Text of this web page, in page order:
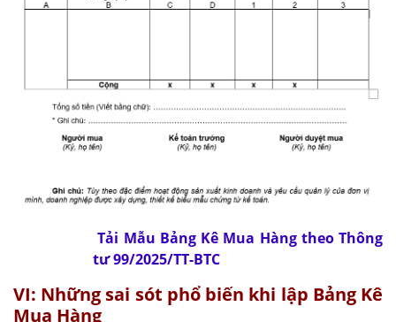
Tải Mẫu Bảng Kê Mua Hàng theo Thông
tư 99/2025/TT-BTC
VI: Những sai sót phổ biến khi lập Bảng Kê
Mua Hàng